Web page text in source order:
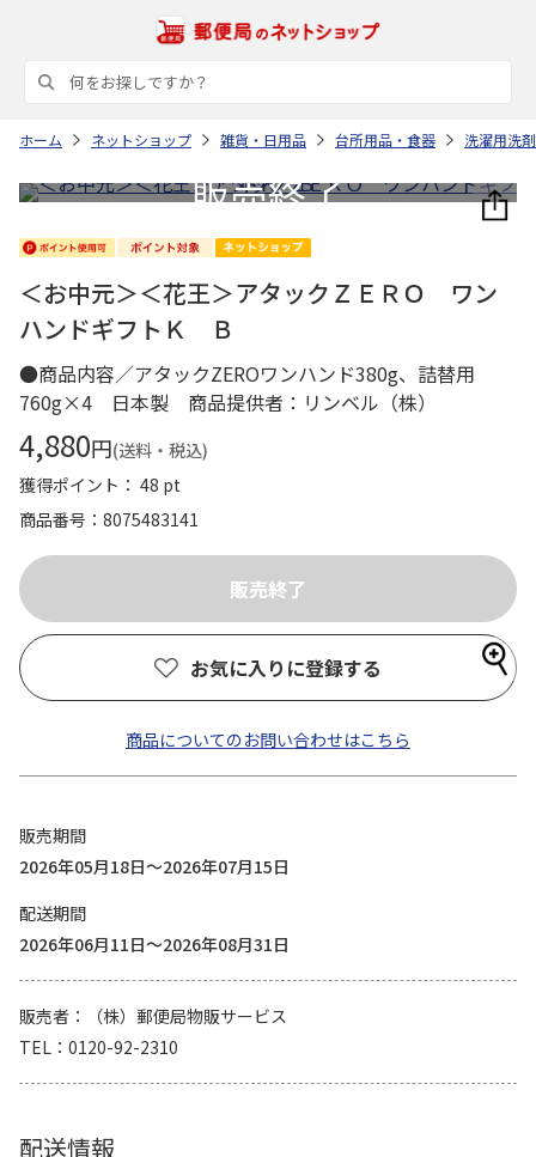
ホーム ネットショップ 雑貨・日用品 台所用品・食器 洗濯用洗剤
＜お中元＞＜花王＞アタックＺＥＲＯ ワン
ハンドギフトＫ Ｂ
●商品内容／アタックZEROワンハンド380g、詰替用
760g×4 日本製 商品提供者：リンベル（株）
4,880円(送料・税込)
獲得ポイント： 48 pt
商品番号
8075483141
お気に入りに登録する
商品についてのお問い合わせはこちら
販売期間
2026年05月18日～2026年07月15日
配送期間
2026年06月11日～2026年08月31日
販売者
（株）郵便局物販サービス
TEL
0120-92-2310
配送情報